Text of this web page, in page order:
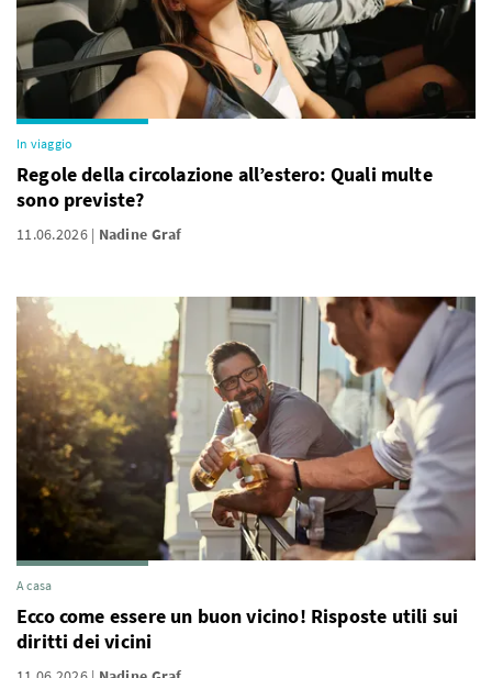
In viaggio
Regole della circolazione all’estero: Quali multe
sono previste?
11.06.2026 Nadine Graf
A casa
Ecco come essere un buon vicino! Risposte utili sui
diritti dei vicini